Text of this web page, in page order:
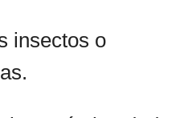
insectos o